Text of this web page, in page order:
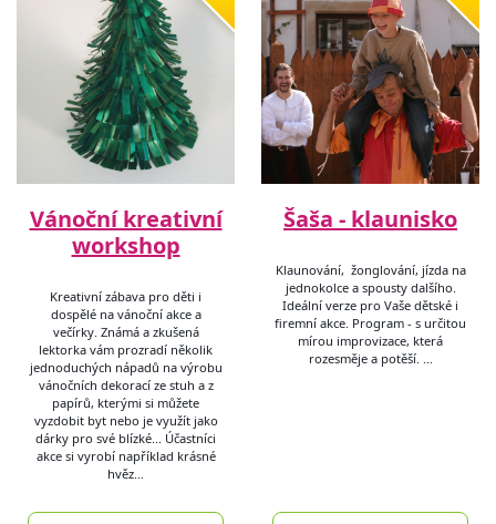
Vánoční kreativní
workshop
Kreativní zábava pro děti i
dospělé na vánoční akce a
večírky. Známá a zkušená
lektorka vám prozradí několik
jednoduchých nápadů na výrobu
vánočních dekorací ze stuh a z
papírů, kterými si můžete
vyzdobit byt nebo je využít jako
dárky pro své blízké... Účastníci
akce si vyrobí například krásné
hvěz…
Šaša - klaunisko
Klaunování, žonglování, jízda na
jednokolce a spousty dalšího.
Ideální verze pro Vaše dětské i
firemní akce. Program - s určitou
mírou improvizace, která
rozesměje a potěší. …